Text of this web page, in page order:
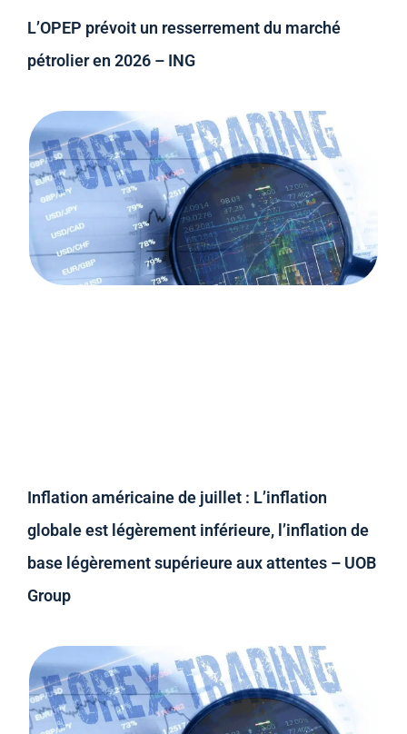
L’OPEP prévoit un resserrement du marché
pétrolier en 2026 – ING
Inflation américaine de juillet : L’inflation
globale est légèrement inférieure, l’inflation de
base légèrement supérieure aux attentes – UOB
Group